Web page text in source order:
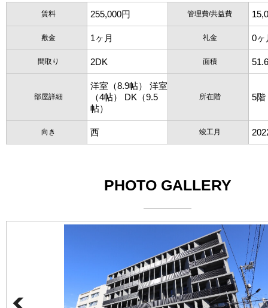
賃料 255,000円 管理費/共益費
敷金 1ヶ月 礼金 0ヶ
間取り 2DK 面積
部屋詳細
洋室（8.9帖） 洋室
（4帖） DK（9.5
帖）
所在階 5階
向き 西 竣工月
PHOTO GALLERY